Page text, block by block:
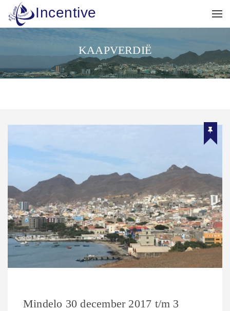
Incentive
KAAPVERDIË
Mindelo 30 december 2017 t/m 3